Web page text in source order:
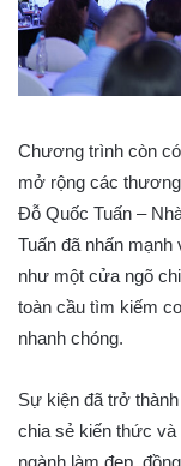
Chương trình còn
mở rộng các
Đỗ Quốc Tuấn –
Tuấn đã nhấn mạnh
như một cửa ngõ
toàn cầu tìm kiếm
nhanh chóng.
Sự kiện đã trở
chia sẻ kiến thức